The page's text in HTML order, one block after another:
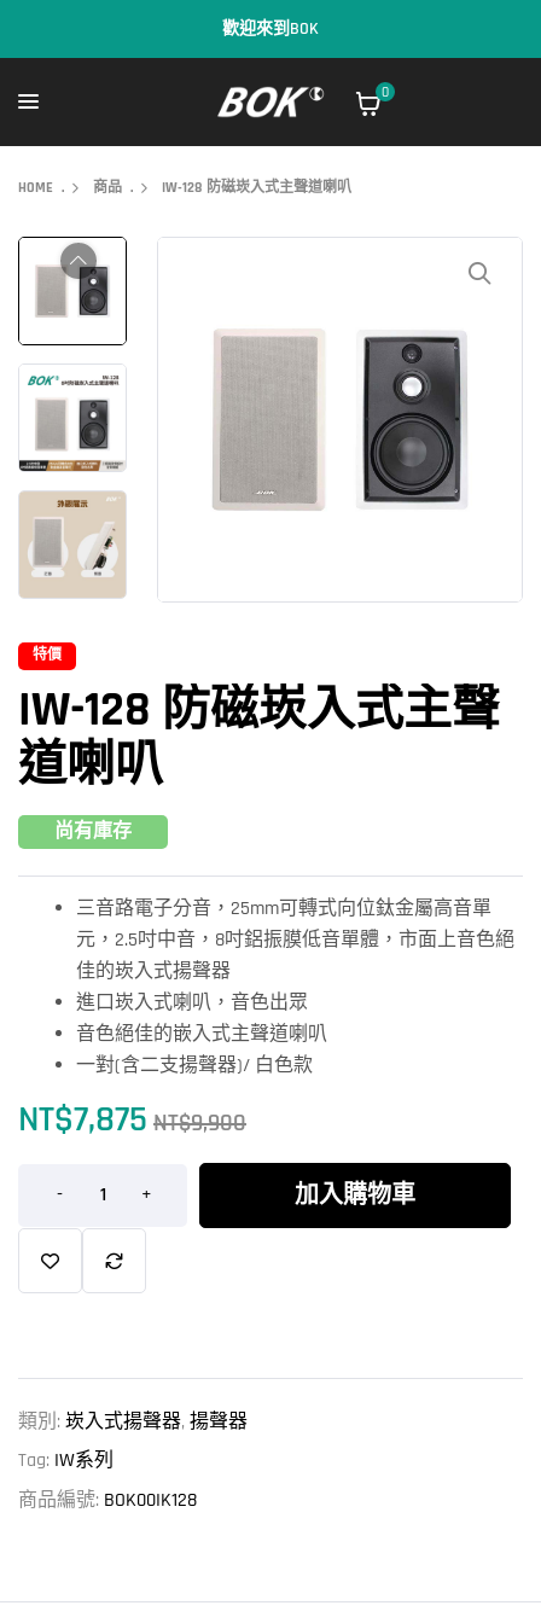
歡迎來到BOK
0
HOME . 商品 . IW-128 防磁崁入式主聲道喇叭
特價
IW-128 防磁崁入式主聲
道喇叭
尚有庫存
三音路電子分音，25mm可轉式向位鈦金屬高音單
元，2.5吋中音，8吋鋁振膜低音單體，市面上音色絕
佳的崁入式揚聲器
進口崁入式喇叭，音色出眾
音色絕佳的嵌入式主聲道喇叭
一對(含二支揚聲器)/ 白色款
NT$9,900
NT$7,875
- + 加入購物車
類別: 崁入式揚聲器, 揚聲器
Tag: IW系列
商品編號: BOK00IK128